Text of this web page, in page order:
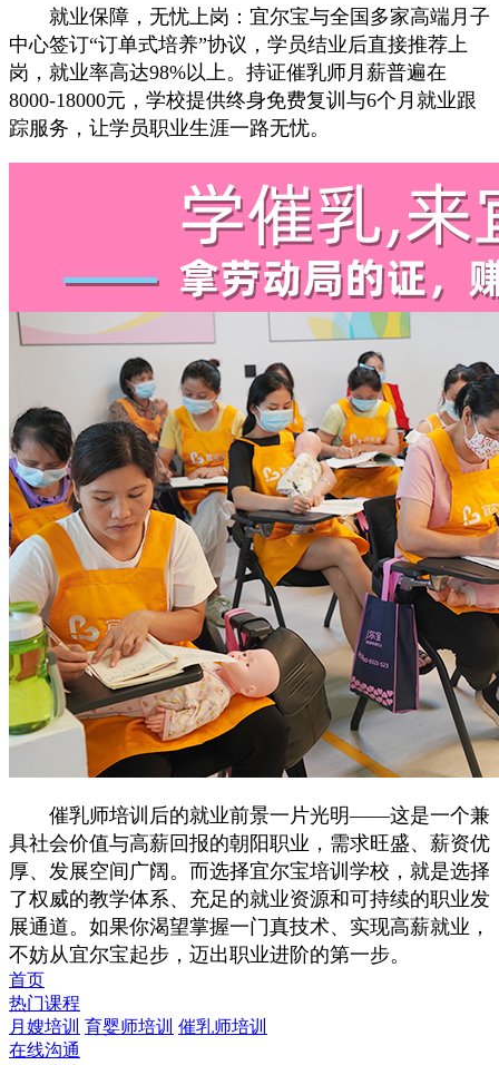
就业保障，无忧上岗：宜尔宝与全国多家高端月子
中心签订“订单式培养”协议，学员结业后直接推荐上
岗，就业率高达98%以上。持证催乳师月薪普遍在
8000-18000元，学校提供终身免费复训与6个月就业跟
踪服务，让学员职业生涯一路无忧。
催乳师培训后的就业前景一片光明——这是一个兼
具社会价值与高薪回报的朝阳职业，需求旺盛、薪资优
厚、发展空间广阔。而选择宜尔宝培训学校，就是选择
了权威的教学体系、充足的就业资源和可持续的职业发
展通道。如果你渴望掌握一门真技术、实现高薪就业，
不妨从宜尔宝起步，迈出职业进阶的第一步。
首页
热门课程
月嫂培训 育婴师培训 催乳师培训
在线沟通